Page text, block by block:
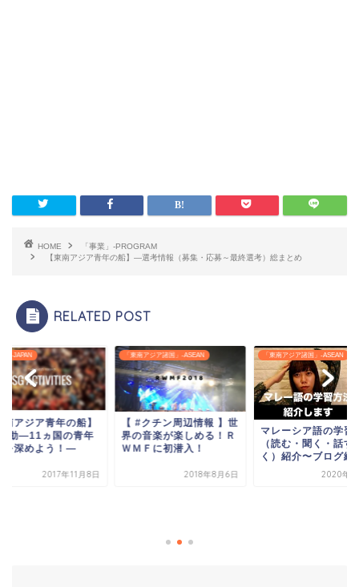
HOME
「事業」-PROGRAM
【東南アジア青年の船】―選考情報（募集・応募～最終選考）総まとめ
RELATED POST
ア青年の船】
ヵ国の青年
よう！―
2017年11月8日
「東南アジア諸国」-ASEAN
【 #クチン周辺情報 】世
界の音楽が楽しめる！Ｒ
ＷＭＦに初潜入！
2018年8月6日
「東南アジア諸国」-ASEAN
マレーシア語の学習方法
（読む・聞く・話す・書
く）紹介〜ブログ編〜
2020年5月9日